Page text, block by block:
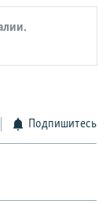
Подпишитесь